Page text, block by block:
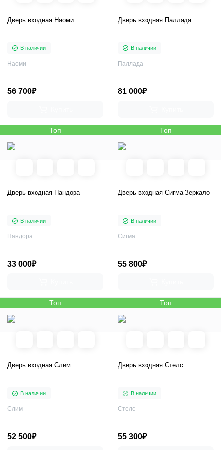
Дверь входная Наоми
В наличии
Наоми
56 700₽
Дверь входная Паллада
В наличии
Паллада
81 000₽
Топ
Дверь входная Пандора
В наличии
Пандора
33 000₽
Топ
Дверь входная Сигма Зеркало
В наличии
Сигма
55 800₽
Топ
Дверь входная Слим
В наличии
Слим
52 500₽
Топ
Дверь входная Стелс
В наличии
Стелс
55 300₽